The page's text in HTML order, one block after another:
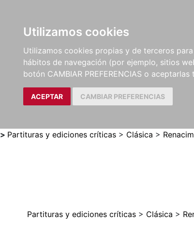
Utilizamos cookies
Utilizamos cookies propias y de terceros
hábitos de navegación (por ejemplo, sitios
botón CAMBIAR PREFERENCIAS o
ACEPTAR CAMBIAR PREFERENCIAS
LIBROS
MÉTODOS Y
EJERCICIOS
PARTITURAS Y
CRÍTICAS
> Partituras y ediciones críticas > Clásica >
Partituras y ediciones críticas > Clásica >